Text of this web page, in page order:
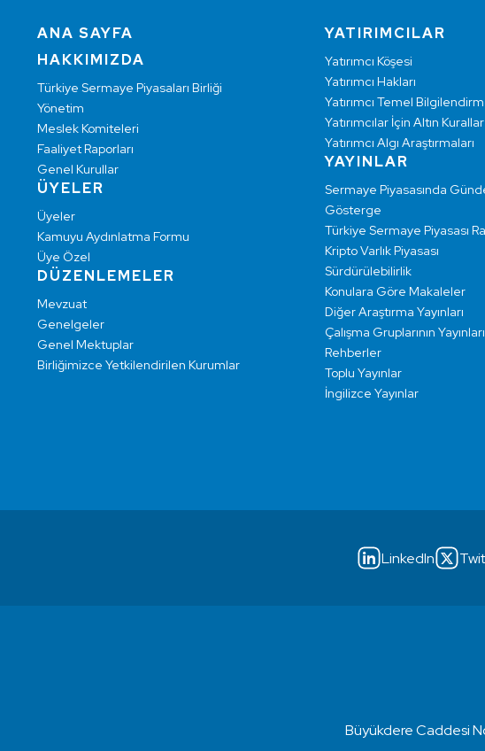
ANA SAYFA
HAKKIMIZDA
Türkiye Sermaye Piyasaları Birliği
Yönetim
Meslek Komiteleri
Faaliyet Raporları
Genel Kurullar
ÜYELER
Üyeler
Kamuyu Aydınlatma Formu
Üye Özel
DÜZENLEMELER
Mevzuat
Genelgeler
Genel Mektuplar
Birliğimizce Yetkilendirilen Kurumlar
YATIRIMCILAR
Yatırımcı Köşesi
Yatırımcı Hakları
Yatırımcı Temel
Yatırımcılar İçin Altın Kurallar
Yatırımcı Algı Araştırmaları
YAYINLAR
Sermaye Piyasasında
Gösterge
Türkiye Sermaye Piyasası
Kripto Varlık Piyasası
Sürdürülebilirlik
Konulara Göre Makaleler
Diğer Araştırma Yayınları
Çalışma Gruplarının Yayınları
Rehberler
Toplu Yayınlar
İngilizce Yayınlar
LinkedIn
Büyükdere Caddesi